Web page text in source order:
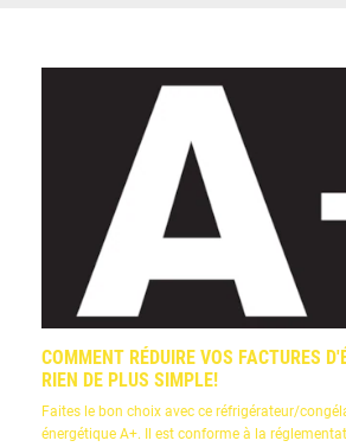
COMMENT RÉDUIRE VOS FACTURES
RIEN DE PLUS SIMPLE!
Faites le bon choix avec ce réfrigérateur/
énergétique A+. Il est conforme à la